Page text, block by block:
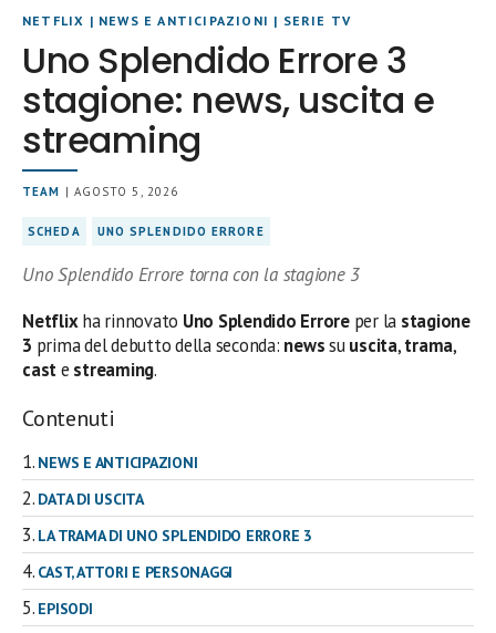
NETFLIX | NEWS E ANTICIPAZIONI | SERIE TV
Uno Splendido Errore 3
stagione: news, uscita e
streaming
TEAM | AGOSTO 5, 2026
SCHEDA UNO SPLENDIDO ERRORE
Uno Splendido Errore torna con la stagione 3
Netflixha rinnovato Uno Splendido Erroreper la stagione
3 prima del debutto della seconda: newssuuscita,trama,
caste streaming.
Contenuti
NEWS E ANTICIPAZIONI
DATA DI USCITA
LA TRAMA DI UNO SPLENDIDO ERRORE 3
CAST, ATTORI E PERSONAGGI
EPISODI